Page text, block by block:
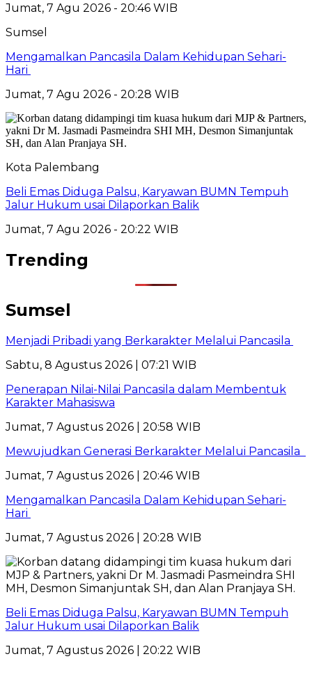
Jumat, 7 Agu 2026 - 20:46 WIB
Sumsel
Mengamalkan Pancasila Dalam Kehidupan Sehari-
Hari
Jumat, 7 Agu 2026 - 20:28 WIB
Kota Palembang
Beli Emas Diduga Palsu, Karyawan BUMN Tempuh
Jalur Hukum usai Dilaporkan Balik
Jumat, 7 Agu 2026 - 20:22 WIB
Trending
Sumsel
Menjadi Pribadi yang Berkarakter Melalui Pancasila
Sabtu, 8 Agustus 2026 | 07:21 WIB
Penerapan Nilai-Nilai Pancasila dalam Membentuk
Karakter Mahasiswa
Jumat, 7 Agustus 2026 | 20:58 WIB
Mewujudkan Generasi Berkarakter Melalui Pancasila
Jumat, 7 Agustus 2026 | 20:46 WIB
Mengamalkan Pancasila Dalam Kehidupan Sehari-
Hari
Jumat, 7 Agustus 2026 | 20:28 WIB
Beli Emas Diduga Palsu, Karyawan BUMN Tempuh
Jalur Hukum usai Dilaporkan Balik
Jumat, 7 Agustus 2026 | 20:22 WIB